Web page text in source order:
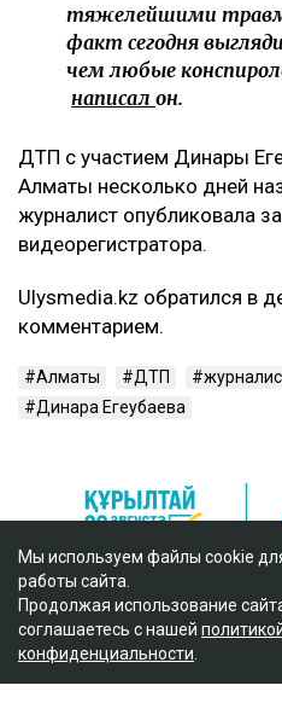
тяжелейшими
факт сегодня
чем любые
написал он.
ДТП с участием Динары
Алматы несколько дней
журналист опубликовала
видеорегистратора.
Ulysmedia.kz обратился в
комментарием.
Алматы ДТП
Динара Егеубаева
Мы используем файлы cookie
работы сайта.
Продолжая использование
соглашаетесь с нашей
конфиденциальности